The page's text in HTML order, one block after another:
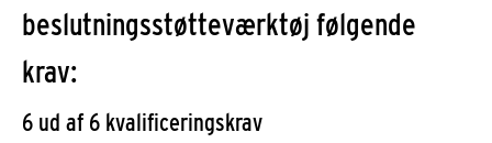
beslutningsstøtteværktøj følgende
krav:
6 ud af 6 kvalificeringskrav